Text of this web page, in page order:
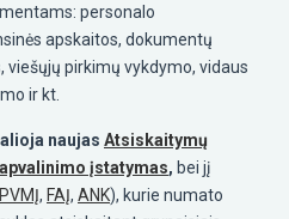
personalo
apskaitos, dokumentų
viešųjų pirkimų vykdymo, vidaus
ir kt.
naujas Atsiskaitymų
įstatymas, bei jį
PVMĮ, FAĮ, ANK), kurie numato